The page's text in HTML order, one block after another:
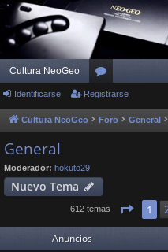
Cultura NeoGeo
or
os
Identificarse Registrarse
Cultura NeoGeo Foro General
General
Moderador: hokuto29
Nuevo Tema
612 temas 1
Anuncios